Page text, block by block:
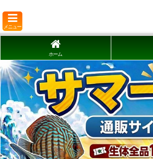
メニュー
ホーム